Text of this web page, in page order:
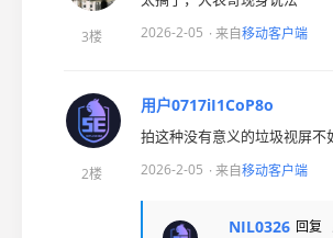
3楼 2026-2-05 · 来自移动客户端
2楼
用户0717iI1CoP8o
拍这种没有意义的垃圾视屏
2026-2-05 · 来自移动客户端
NIL0326 回复